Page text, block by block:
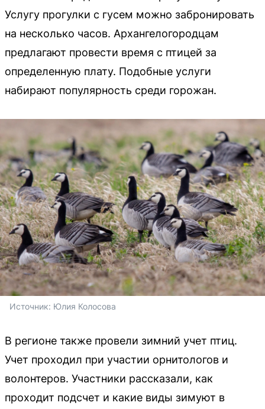
Услугу прогулки с гусем можно забронировать
на несколько часов. Архангелогородцам
предлагают провести время с птицей за
определенную плату. Подобные услуги
набирают популярность среди горожан.
Источник: Юлия Колосова
В регионе также провели зимний учет птиц.
Учет проходил при участии орнитологов и
волонтеров. Участники рассказали, как
проходит подсчет и какие виды зимуют в